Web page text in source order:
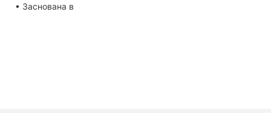
• Заснована в